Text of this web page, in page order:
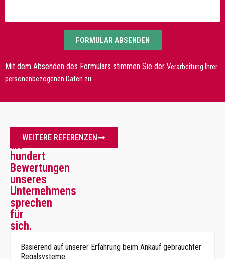
FORMULAR ABSENDEN
Mit dem Absenden des Formulars stimmen Sie der Verarbeitung Ihrer
personenbezogenen Daten zu.
Mehr
als
hundert
Bewertungen
unseres
Unternehmens
sprechen
für
sich.
WEITERE REFERENZEN
Basierend auf unserer Erfahrung beim Ankauf gebrauchter
Regalsysteme…